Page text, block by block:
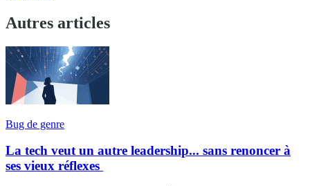
Autres articles
Bug de genre
La tech veut un autre leadership... sans renoncer à
ses vieux réflexes